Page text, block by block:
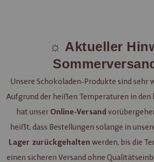
☼ Aktueller
Unsere Schokoladen-Produkte sind sehr
Aufgrund der heißen Temperaturen in den
hat unser Online-Versand
heißt, dass Bestellungen solange in
Lager zurückgehalten werden, bis die
einen sicheren Versand ohne